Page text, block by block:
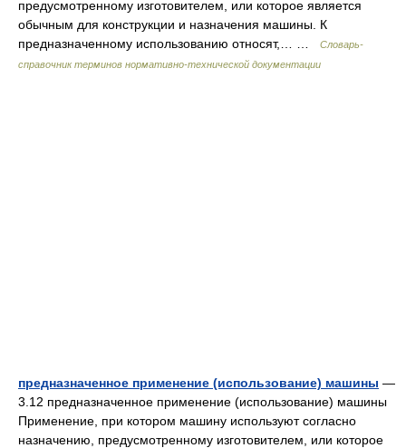
предусмотренному изготовителем, или которое является
обычным для конструкции и назначения машины. К
предназначенному использованию относят,… …
Словарь-
справочник терминов нормативно-технической документации
предназначенное применение (использование) машины —
3.12 предназначенное применение (использование) машины
Применение, при котором машину используют согласно
назначению, предусмотренному изготовителем, или которое